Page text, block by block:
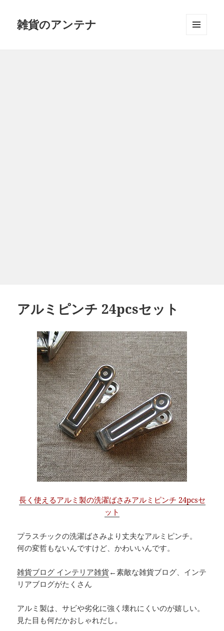
雑貨のアンテナ
アルミピンチ 24pcsセット
長く使えるアルミ製の洗濯ばさみアルミピンチ 24pcsセ
ット
プラスチックの洗濯ばさみより丈夫なアルミピンチ。
何の変哲もないんですけど、かわいいんです。
雑貨ブログ インテリア雑貨←素敵な雑貨ブログ、インテ
リアブログがたくさん
アルミ製は、サビや劣化に強く壊れにくいのが嬉しい。
見た目も何だかおしゃれだし。